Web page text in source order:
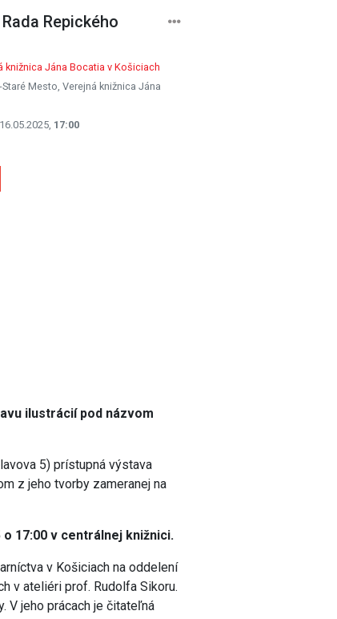
Repického
knižnica Jána Bocatia v Košiciach
Mesto, Verejná knižnica Jána
17:00
ilustrácií pod názvom
5) prístupná výstava
z jeho tvorby zameranej na
17:00 v centrálnej knižnici.
v Košiciach na oddelení
v ateliéri prof. Rudolfa Sikoru.
V jeho prácach je čitateľná